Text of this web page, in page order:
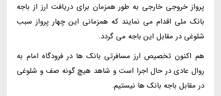
پرواز خروجی خارجی به طور همزمان برای دریافت ارز از باجه
بانک ملی اقدام می نمایند که همزمانی این چهار پرواز سبب
شلوغی در مقابل این باجه می گردد.
هم اکنون تخصیص ارز مسافرتی بانک ها در فرودگاه امام به
روال عادی در حال اجرا است و شاهد هیچ گونه صف و شلوغی
در مقابل باجه بانک ها نیستیم.